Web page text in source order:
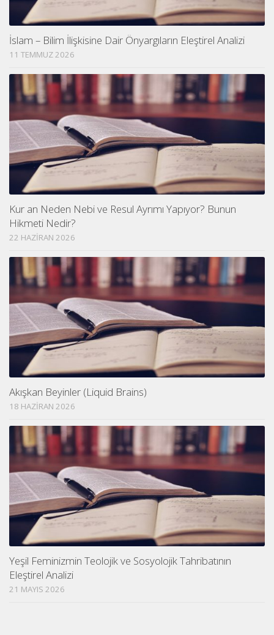
İslam – Bilim İlişkisine Dair Önyargıların Eleştirel Analizi
11 TEMMUZ 2026
Kur an Neden Nebi ve Resul Ayrımı Yapıyor? Bunun
Hikmeti Nedir?
22 HAZIRAN 2026
Akışkan Beyinler (Liquid Brains)
18 HAZIRAN 2026
Yeşil Feminizmin Teolojik ve Sosyolojik Tahribatının
Eleştirel Analizi
21 MAYIS 2026